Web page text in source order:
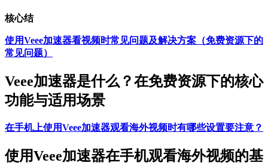
核心结
使用Veee加速器看视频时常见问题及解决方案（免费资源下的
常见问题）
Veee加速器是什么？在免费资源下的核心
功能与适用场景
在手机上使用Veee加速器观看海外视频时有哪些设置要注意？
使用Veee加速器在手机观看海外视频的基